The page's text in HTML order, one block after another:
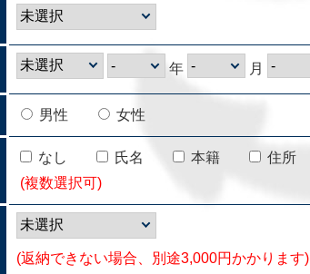
年 月
男性 女性
なし 氏名 本籍 住所
(複数選択可)
(返納できない場合、別途3,000円かかります)